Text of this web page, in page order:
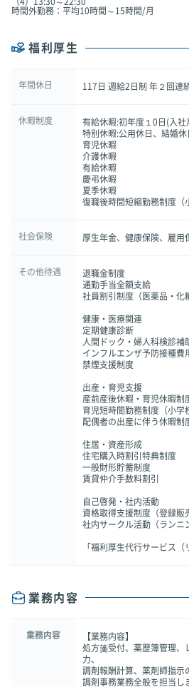
時間外勤務：平均10時間～15時間/月
福利厚生
年間休日 117日 週給2日制 年２回連
休暇制度
有給休暇:初年度１0日(入社
特別休暇:公用休日、結婚
育児休暇
介護休暇
有給休暇
慶弔休暇
夏季休暇
復職後時間短縮勤務制度（
社会保険 厚生年金、健康保険、雇用
その他待遇
退職金制度
通勤手当全額支給
社員割引制度（医薬品・化
健康・医療関連
定期健康診断
人間ドック・婦人科検診補
インフルエンザ予防接種費
禁煙支援制度
出産・育児支援
産前産後休暇・育児休暇制
育児短時間勤務制度（小学
配偶者の出産に伴う休暇制
住居・資産形成
住宅購入時割引特典制度
一般財形貯蓄制度
賃貸仲介手数料割引
自己啓発・社内活動
資格取得支援制度（登録販
社内サークル活動（ランニ
「福利厚生代行サービス
業務内容
業務内容
【業務内容】
処方箋受付、薬歴簿管理、
力、
調剤報酬計算、薬剤師指示
調剤事務業務全般を担当し